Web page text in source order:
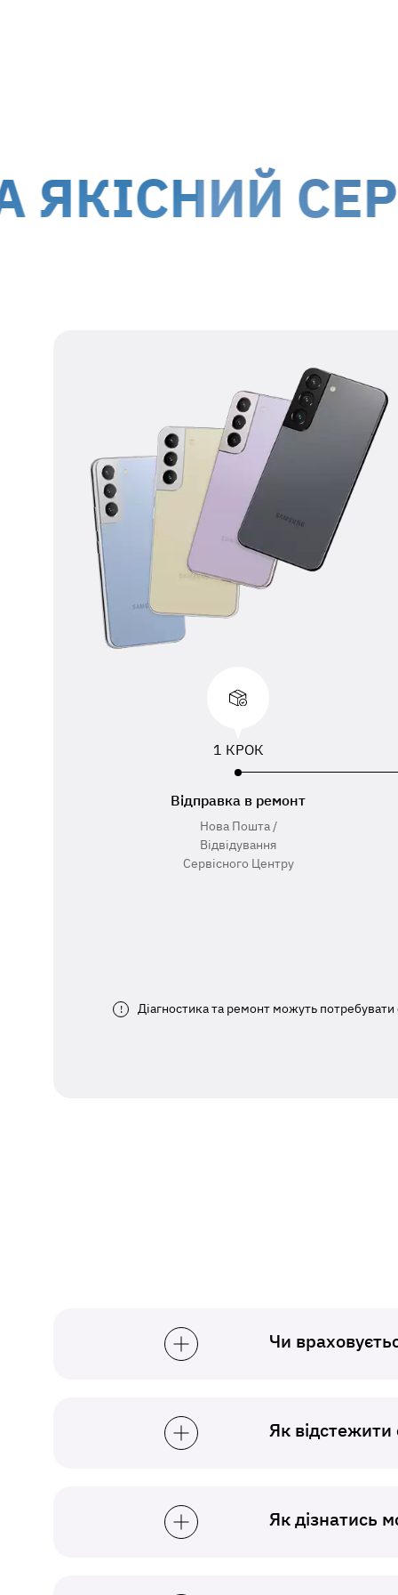
Наші дані для відправки
Білоруська, 26
**
1 КРОК
Відправка в ремонт
Нова Пошта /
Відвідування
Сервісного Центру
! Діагностика та ремонт можуть
Чи
Як відстежити
Як дізнатись